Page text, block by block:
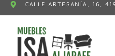
CALLE ARTESANÍA, 16,